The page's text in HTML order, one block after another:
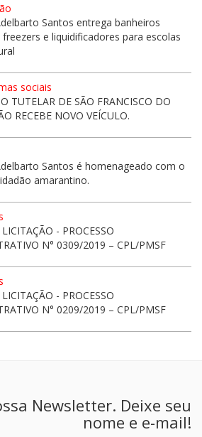
Santos entrega banheiros
e liquidificadores para escolas
sociais
TUTELAR DE SÃO FRANCISCO DO
RECEBE NOVO VEÍCULO.
Santos é homenageado com o
amarantino.
- PROCESSO
N° 0309/2019 – CPL/PMSF
- PROCESSO
N° 0209/2019 – CPL/PMSF
Newsletter. Deixe seu
nome e e-mail!